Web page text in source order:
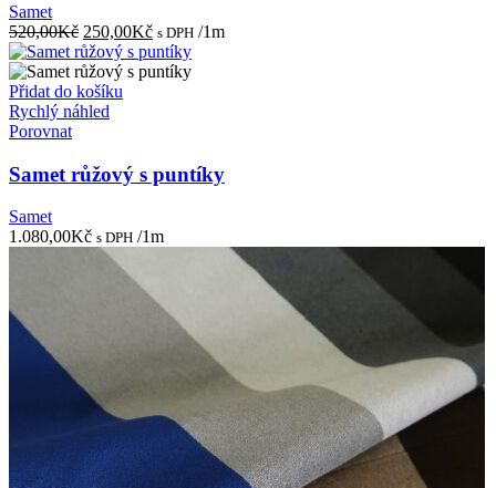
Samet
520,00Kč Původní
cena
byla:
520,00Kč.
250,00KčAktuální
cena
je:
s DPH /1m
Přidat do košíku
Rychlý náhled
Porovnat
Samet růžový s puntíky
Samet
1.080,00Kč s DPH /1m